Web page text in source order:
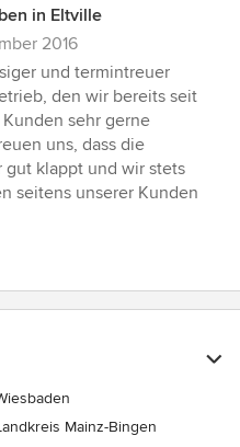
in Eltville
2016
und termintreuer
den wir bereits seit
sehr gerne
uns, dass die
gut klappt und wir stets
seitens unserer Kunden
Mainz-Bingen